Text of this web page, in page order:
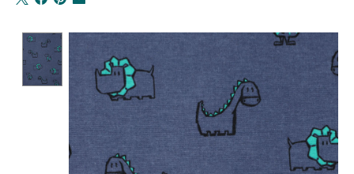
Product image slideshow Items